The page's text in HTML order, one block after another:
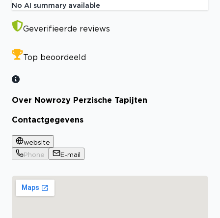
No AI summary available
Geverifieerde reviews
Top beoordeeld
Over Nowrozy Perzische Tapijten
Contactgegevens
website
Phone
E-mail